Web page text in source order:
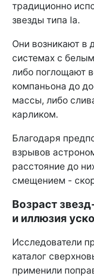
традиционно
звезды типа Ia.
Они возникают в
системах с
либо поглощают
компаньона до
массы, либо
карликом.
Благодаря
взрывов
расстояние до
смещением -
Возраст
и иллюзия
Исследователи
каталог
применили